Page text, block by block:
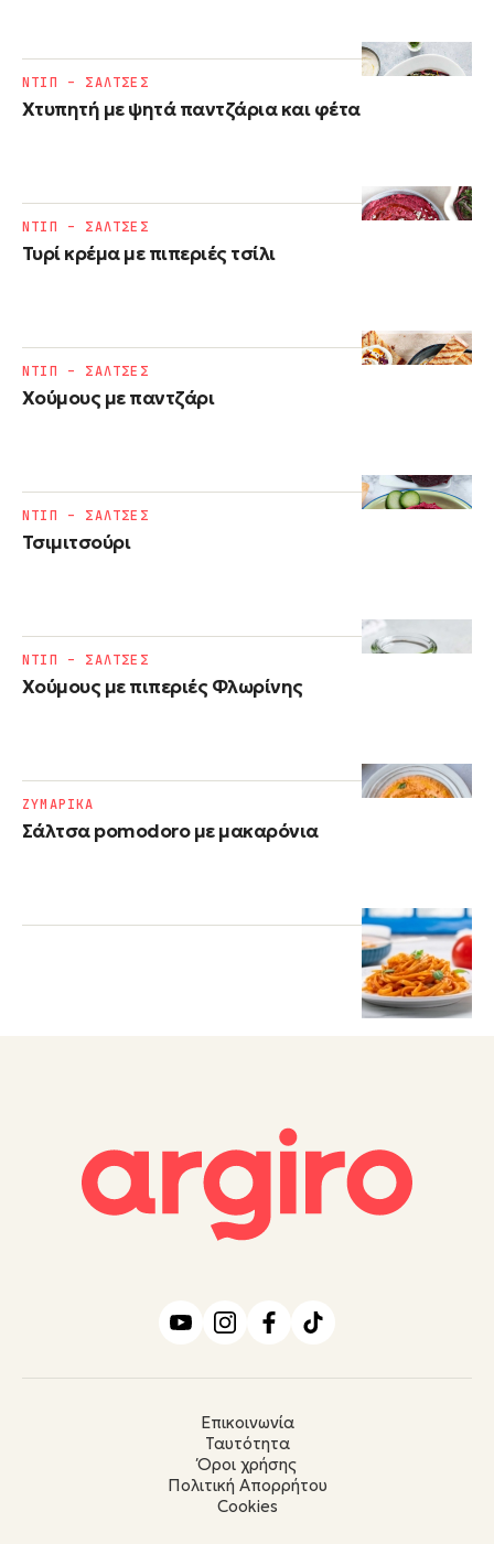
Χτυπητή με ψητά παντζάρια και φέτα
ΝΤΙΠ – ΣΑΛΤΣΕΣ
Τυρί κρέμα με πιπεριές τσίλι
ΝΤΙΠ – ΣΑΛΤΣΕΣ
Χούμους με παντζάρι
ΝΤΙΠ – ΣΑΛΤΣΕΣ
Τσιμιτσούρι
ΝΤΙΠ – ΣΑΛΤΣΕΣ
Χούμους με πιπεριές Φλωρίνης
ΝΤΙΠ – ΣΑΛΤΣΕΣ
Σάλτσα pomodoro με μακαρόνια
ΖΥΜΑΡΙΚΑ
Επικοινωνία
Ταυτότητα
Όροι χρήσης
Πολιτική Απορρήτου
Cookies